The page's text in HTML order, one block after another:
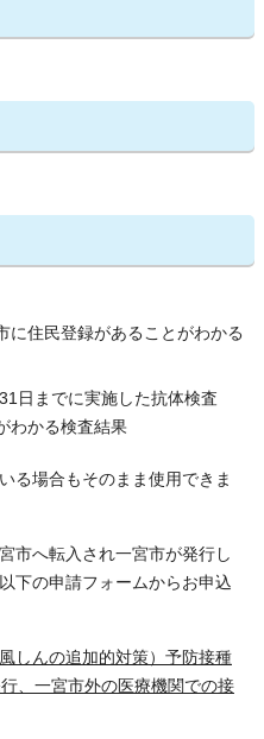
に住民登録があることがわかる
日までに実施した抗体検査
わかる検査結果
る場合もそのまま使用できま
市へ転入され一宮市が発行し
下の申請フォームからお申込
しんの追加的対策）予防接種
、一宮市外の医療機関での接